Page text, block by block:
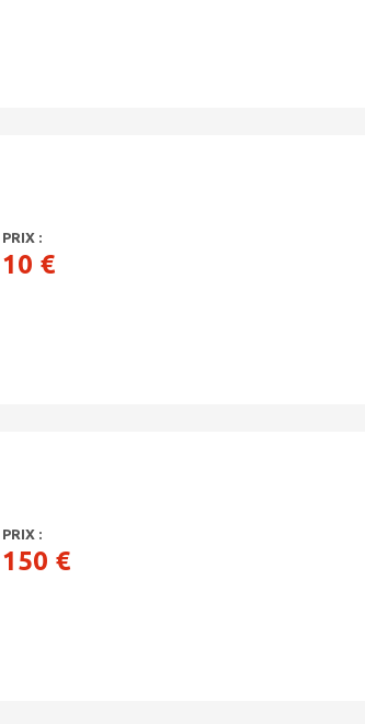
PRIX :
10 €
PRIX :
150 €